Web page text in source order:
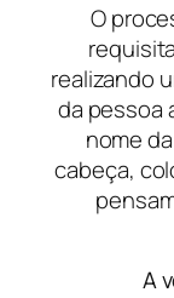
O
realizando
da pessoa
nome
cabeça,
A